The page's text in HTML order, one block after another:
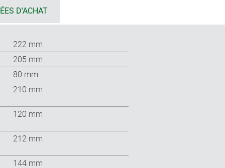
D'ACHAT
222 mm
205 mm
80 mm
210 mm
120 mm
212 mm
144 mm